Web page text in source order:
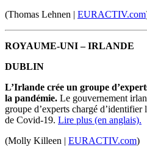
(Thomas Lehnen | EURACTIV.com
ROYAUME-UNI – IRLANDE
DUBLIN
L’Irlande crée un groupe
la pandémie. Le gouvernement
groupe d’experts chargé d’identifier
de Covid-19. Lire plus (en anglais).
(Molly Killeen | EURACTIV.com)